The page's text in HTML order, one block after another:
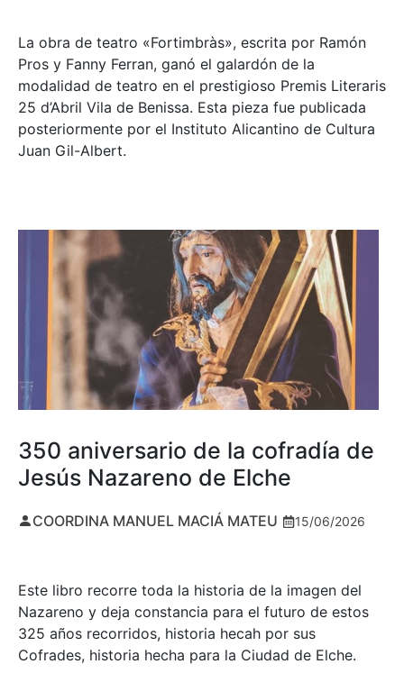
La obra de teatro «Fortimbràs», escrita por Ramón
Pros y Fanny Ferran, ganó el galardón de la
modalidad de teatro en el prestigioso Premis Literaris
25 d’Abril Vila de Benissa. Esta pieza fue publicada
posteriormente por el Instituto Alicantino de Cultura
Juan Gil-Albert.
350 aniversario de la cofradía de
Jesús Nazareno de Elche
COORDINA MANUEL MACIÁ MATEU 15/06/2026
Este libro recorre toda la historia de la imagen del
Nazareno y deja constancia para el futuro de estos
325 años recorridos, historia hecah por sus
Cofrades, historia hecha para la Ciudad de Elche.